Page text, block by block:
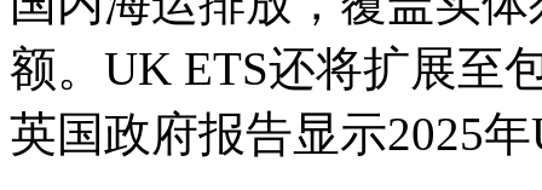
额。UK ETS还将扩展至
英国政府报告显示2025